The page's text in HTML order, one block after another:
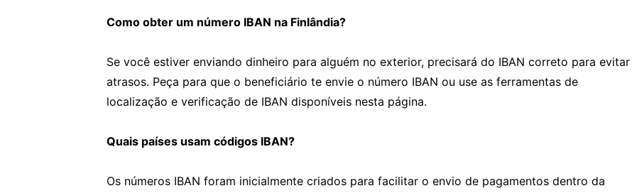
Como obter um número IBAN na Finlândia?
Se você estiver enviando dinheiro para alguém no exterior, precisará do IBAN correto para evitar
atrasos. Peça para que o beneficiário te envie o número IBAN ou use as ferramentas de
localização e verificação de IBAN disponíveis nesta página.
Quais países usam códigos IBAN?
Os números IBAN foram inicialmente criados para facilitar o envio de pagamentos dentro da